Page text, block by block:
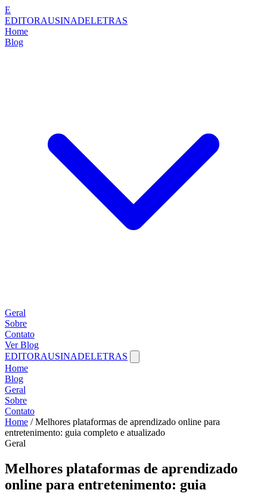
E
EDITORAUSINADELETRAS
Home
Blog
Geral
Sobre
Contato
Ver Blog
EDITORAUSINADELETRAS
Home
Blog
Geral
Sobre
Contato
Home / Melhores plataformas de aprendizado online para
entretenimento: guia completo e atualizado
Geral
Melhores plataformas de aprendizado
online para entretenimento: guia